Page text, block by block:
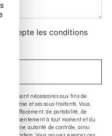
j'accepte les conditions
sont nécessaires aux fins de
et ses sous-traitants. Vous
d’effacement, de portabilité, de
consentement à tout moment et du
d’une autorité de contrôle, ainsi